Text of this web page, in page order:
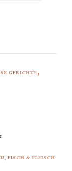
GERICHTE
FISCH & FLEISCH